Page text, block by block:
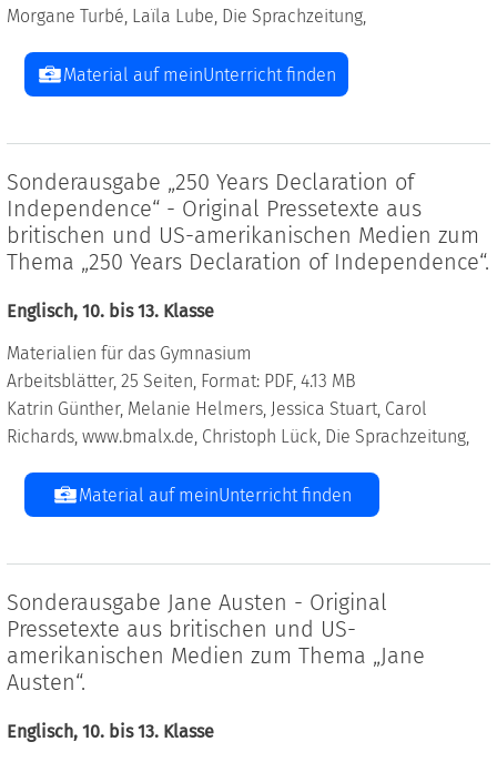
Morgane Turbé, Laïla Lube, Die Sprachzeitung,
Material auf meinUnterricht finden
Sonderausgabe „250 Years Declaration of
Independence“ - Original Pressetexte aus
britischen und US-amerikanischen Medien zum
Thema „250 Years Declaration of Independence“.
Englisch, 10. bis 13. Klasse
Materialien für das Gymnasium
Arbeitsblätter, 25 Seiten, Format: PDF, 4.13 MB
Katrin Günther, Melanie Helmers, Jessica Stuart, Carol
Richards, www.bmalx.de, Christoph Lück, Die Sprachzeitung,
Material auf meinUnterricht finden
Sonderausgabe Jane Austen - Original
Pressetexte aus britischen und US-
amerikanischen Medien zum Thema „Jane
Austen“.
Englisch, 10. bis 13. Klasse